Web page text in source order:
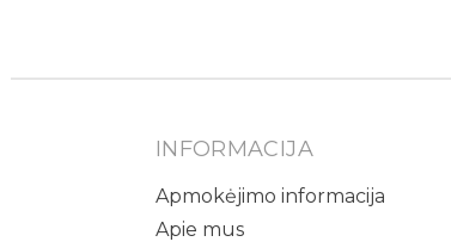
INFORMACIJA
Apmokėjimo informacija
Apie mus